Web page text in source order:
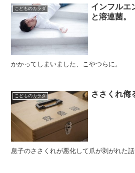
こどものカラダ
インフルエ
と溶連菌。
かかってしまいました、こやつらに。
こどものカラダ ささくれ侮
息子のささくれが悪化して爪が剥がれた話